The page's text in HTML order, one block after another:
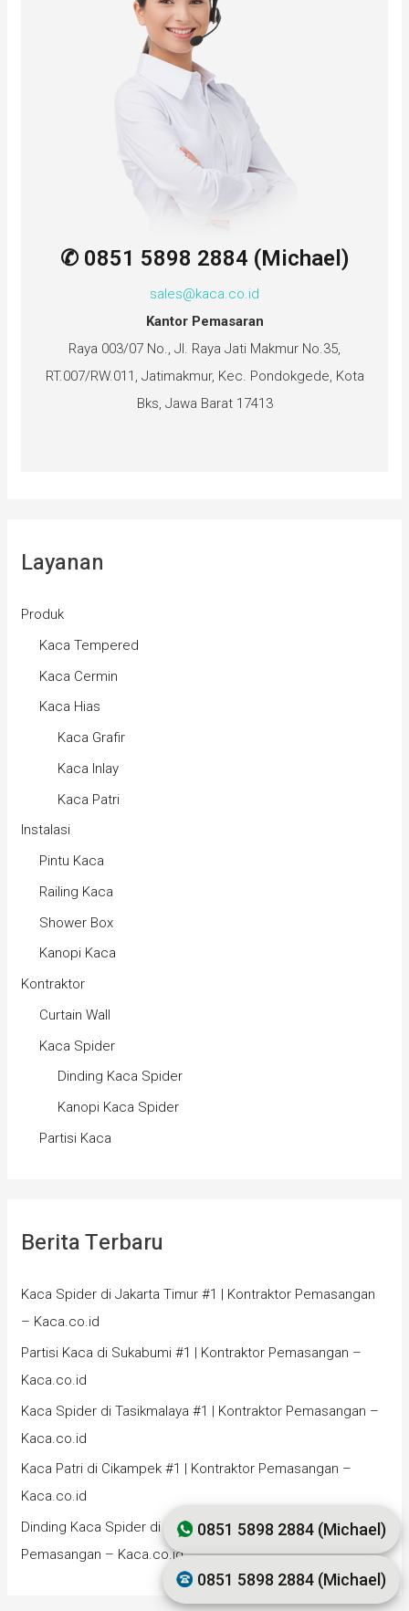
✆ 0851 5898 2884 (Michael)
sales@kaca.co.id
Kantor Pemasaran
Raya 003/07 No., Jl. Raya Jati Makmur No.35,
RT.007/RW.011, Jatimakmur, Kec. Pondokgede, Kota
Bks, Jawa Barat 17413
Layanan
Produk
Kaca Tempered
Kaca Cermin
Kaca Hias
Kaca Grafir
Kaca Inlay
Kaca Patri
Instalasi
Pintu Kaca
Railing Kaca
Shower Box
Kanopi Kaca
Kontraktor
Curtain Wall
Kaca Spider
Dinding Kaca Spider
Kanopi Kaca Spider
Partisi Kaca
Berita Terbaru
Kaca Spider di Jakarta Timur #1 | Kontraktor Pemasangan
– Kaca.co.id
Partisi Kaca di Sukabumi #1 | Kontraktor Pemasangan –
Kaca.co.id
Kaca Spider di Tasikmalaya #1 | Kontraktor Pemasangan –
Kaca.co.id
Kaca Patri di Cikampek #1 | Kontraktor Pemasangan –
Kaca.co.id
Dinding Kaca Spider di Bandung #1 | Kontraktor
Pemasangan – Kaca.co.id
0851 5898 2884 (Michael)
0851 5898 2884 (Michael)